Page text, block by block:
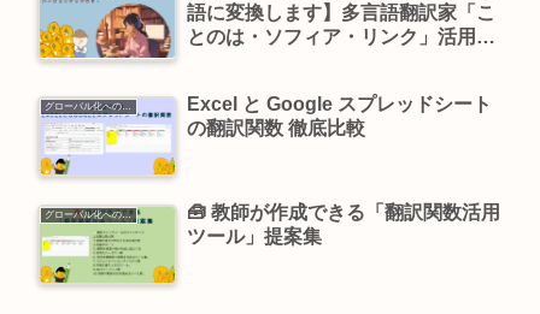
語に変換します】多言語翻訳家「こ
とのは・ソフィア・リンク」活用例
グローバル化への対応
Excel と Google スプレッドシート
の翻訳関数 徹底比較
グローバル化への対応
🧰 教師が作成できる「翻訳関数活用
ツール」提案集